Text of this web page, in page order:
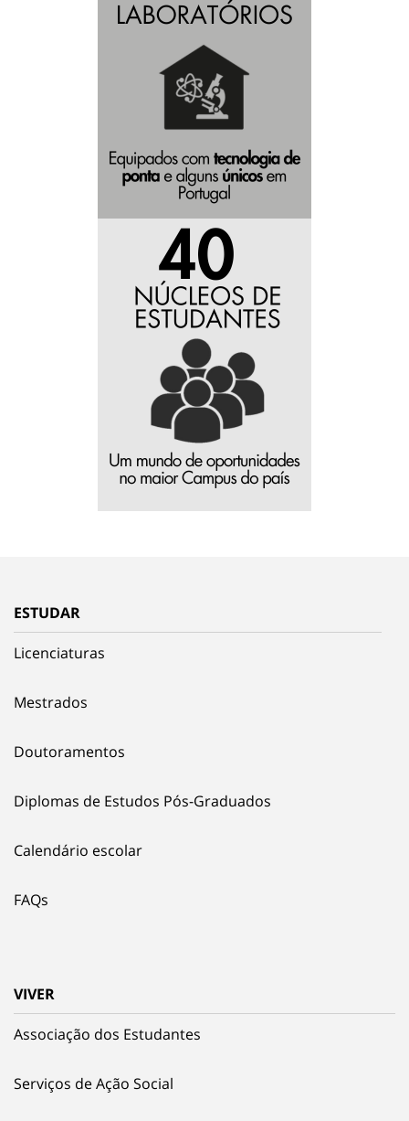
ESTUDAR
Licenciaturas
Mestrados
Doutoramentos
Diplomas de Estudos Pós-Graduados
Calendário escolar
FAQs
VIVER
Associação dos Estudantes
Serviços de Ação Social